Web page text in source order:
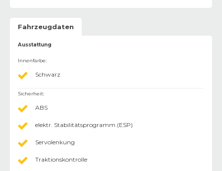
Fahrzeugdaten
Ausstattung
Innenfarbe:
Schwarz
Sicherheit:
ABS
elektr. Stabilitätsprogramm (ESP)
Servolenkung
Traktionskontrolle